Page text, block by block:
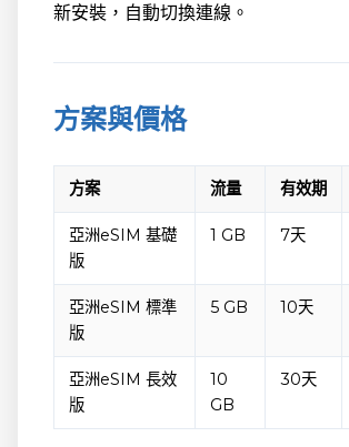
新安裝，自動切換連線。
方案與價格
方案 流量 有效期
亞洲eSIM 基礎
版
1 GB 7天
亞洲eSIM 標準
版
5 GB 10天
亞洲eSIM 長效
版
10
GB
30天